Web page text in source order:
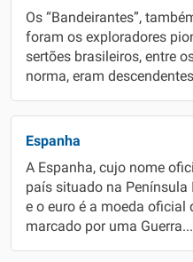
Os “Bandeirantes”,
foram os exploradores
sertões brasileiros, entre
norma, eram
Espanha
A Espanha, cujo nome
país situado na Península
e o euro é a moeda oficial
marcado por uma Guerra...